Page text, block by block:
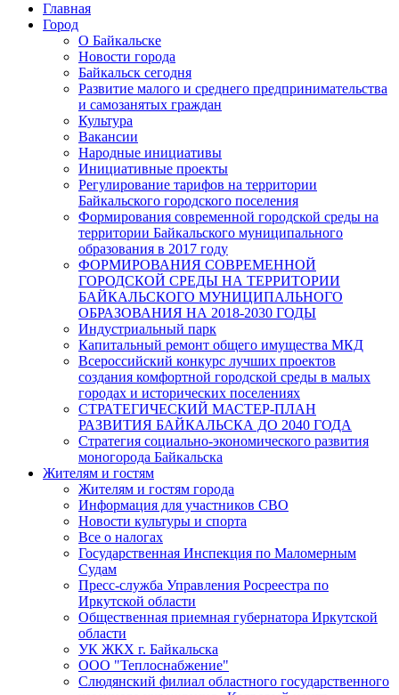
Главная
Город
О Байкальске
Новости города
Байкальск сегодня
Развитие малого и среднего предпринимательства
и самозанятых граждан
Культура
Вакансии
Народные инициативы
Инициативные проекты
Регулирование тарифов на территории
Байкальского городского поселения
Формирования современной городской среды на
территории Байкальского муниципального
образования в 2017 году
ФОРМИРОВАНИЯ СОВРЕМЕННОЙ
ГОРОДСКОЙ СРЕДЫ НА ТЕРРИТОРИИ
БАЙКАЛЬСКОГО МУНИЦИПАЛЬНОГО
ОБРАЗОВАНИЯ НА 2018-2030 ГОДЫ
Индустриальный парк
Капитальный ремонт общего имущества МКД
Всероссийский конкурс лучших проектов
создания комфортной городской среды в малых
городах и исторических поселениях
СТРАТЕГИЧЕСКИЙ МАСТЕР-ПЛАН
РАЗВИТИЯ БАЙКАЛЬСКА ДО 2040 ГОДА
Стратегия социально-экономического развития
моногорода Байкальска
Жителям и гостям
Жителям и гостям города
Информация для участников СВО
Новости культуры и спорта
Все о налогах
Государственная Инспекция по Маломерным
Судам
Пресс-служба Управления Росреестра по
Иркутской области
Общественная приемная губернатора Иркутской
области
УК ЖКХ г. Байкальска
ООО "Теплоснабжение"
Слюдянский филиал областного государственного